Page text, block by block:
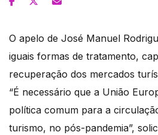
O apelo de José Manuel
iguais formas de tratamento,
recuperação dos mercados
“É necessário que a União
política comum para a
turismo, no pós-pandemia”,